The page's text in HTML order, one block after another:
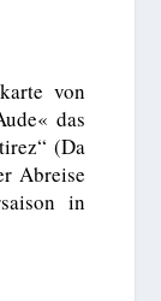
von
das
(Da
Abreise
in